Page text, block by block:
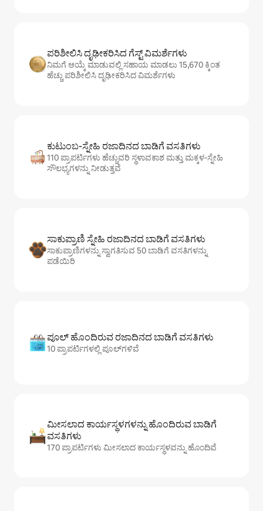
ಪರಿಶೀಲಿಸಿ ದೃಢೀಕರಿಸಿದ ಗೆಸ್ಟ್ ವಿಮರ್ಶೆಗಳು
ನಿಮಗೆ ಆಯ್ಕೆ ಮಾಡುವಲ್ಲಿ ಸಹಾಯ ಮಾಡಲು 15,670 ಕ್ಕಿಂತ
ಹೆಚ್ಚು ಪರಿಶೀಲಿಸಿ ದೃಢೀಕರಿಸಿದ ವಿಮರ್ಶೆಗಳು
ಕುಟುಂಬ-ಸ್ನೇಹಿ ರಜಾದಿನದ ಬಾಡಿಗೆ ವಸತಿಗಳು
110 ಪ್ರಾಪರ್ಟಿಗಳು ಹೆಚ್ಚುವರಿ ಸ್ಥಳಾವಕಾಶ ಮತ್ತು ಮಕ್ಕಳ-ಸ್ನೇಹಿ
ಸೌಲಭ್ಯಗಳನ್ನು ನೀಡುತ್ತವೆ
ಸಾಕುಪ್ರಾಣಿ ಸ್ನೇಹಿ ರಜಾದಿನದ ಬಾಡಿಗೆ ವಸತಿಗಳು
ಸಾಕುಪ್ರಾಣಿಗಳನ್ನು ಸ್ವಾಗತಿಸುವ 50 ಬಾಡಿಗೆ ವಸತಿಗಳನ್ನು
ಪಡೆಯಿರಿ
ಪೂಲ್ ಹೊಂದಿರುವ ರಜಾದಿನದ ಬಾಡಿಗೆ ವಸತಿಗಳು
10 ಪ್ರಾಪರ್ಟಿಗಳಲ್ಲಿ ಪೂಲ್‌‌‌‌‌‌‌‌‌ಗಳಿವೆ
ಮೀಸಲಾದ ಕಾರ್ಯಸ್ಥಳಗಳನ್ನು ಹೊಂದಿರುವ ಬಾಡಿಗೆ
ವಸತಿಗಳು
170 ಪ್ರಾಪರ್ಟಿಗಳು ಮೀಸಲಾದ ಕಾರ್ಯಸ್ಥಳವನ್ನು ಹೊಂದಿವೆ